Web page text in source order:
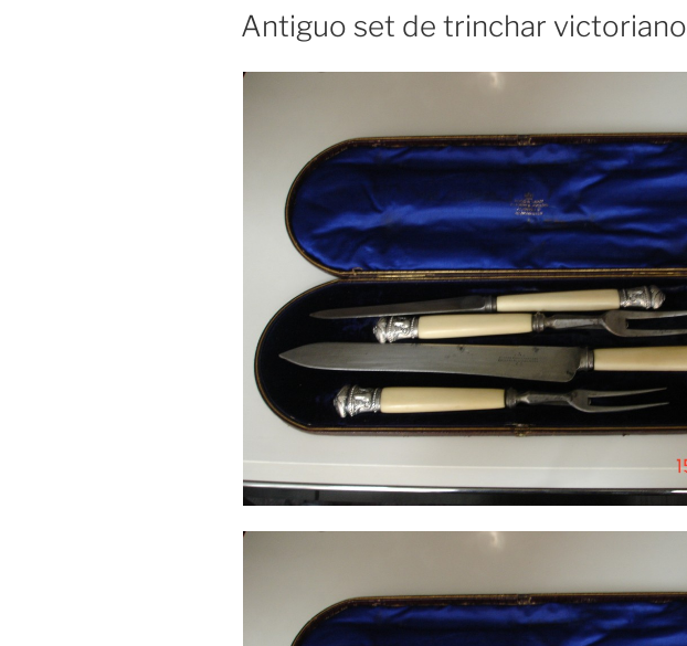
EL
Antiguo set de trinchar victoriano